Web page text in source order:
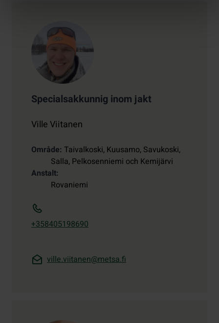
Specialsakkunnig inom jakt
Ville Viitanen
Område Taivalkoski, Kuusamo, Savukoski,
Salla, Pelkosenniemi och Kemijärvi
Anstalt
Rovaniemi
+358405198690
ville.viitanen@metsa.fi